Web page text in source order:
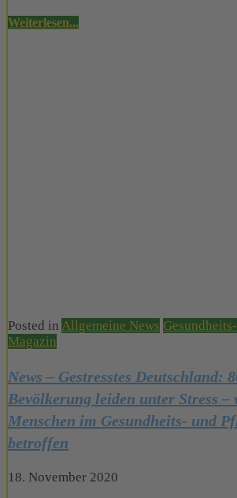
Weiterlesen...
Posted in Allgemeine News
Magazin
News – Gestresstes Deutschland:
Bevölkerung leiden unter Stress –
Menschen im Gesundheits- und
betroffen
18. November 2020